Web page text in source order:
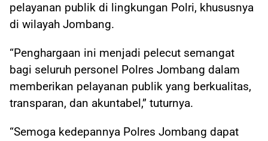
pelayanan publik di lingkungan Polri, khususnya
di wilayah Jombang.
“Penghargaan ini menjadi pelecut semangat
bagi seluruh personel Polres Jombang dalam
memberikan pelayanan publik yang berkualitas,
transparan, dan akuntabel,” tuturnya.
“Semoga kedepannya Polres Jombang dapat